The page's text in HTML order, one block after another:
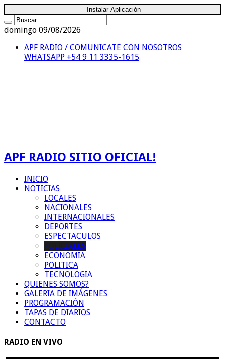
Instalar Aplicación
domingo 09/08/2026
APF RADIO / COMUNICATE CON NOSOTROS
WHATSAPP +54 9 11 3335-1615
APF RADIO SITIO OFICIAL!
INICIO
NOTICIAS
LOCALES
NACIONALES
INTERNACIONALES
DEPORTES
ESPECTACULOS
POLICIALES
ECONOMIA
POLITICA
TECNOLOGIA
QUIENES SOMOS?
GALERIA DE IMÁGENES
PROGRAMACIÓN
TAPAS DE DIARIOS
CONTACTO
RADIO EN VIVO